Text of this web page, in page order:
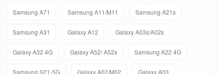
Samsung A71 Samsung A11/M11 Samsung A21s
Samsung A31 Galaxy A12 Galaxy A03s/A02s
Galaxy A32 4G Galaxy A52/ A52s Samsung A22 4G
Samsung S21-5G Galaxy A02/M02 Galaxy A03